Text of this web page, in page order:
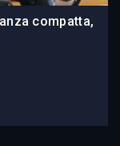
compatta,